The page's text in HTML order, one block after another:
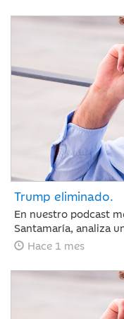
sectores defensivos
deuda pública. Las
la atención sobre la
expectativas de tipos
Trump eliminado.
En nuestro podcast
Santamaría, analiza
sentimiento de
Fed mantendrán los
por la banca y Meta
sobre la IA,
Hace 1 mes